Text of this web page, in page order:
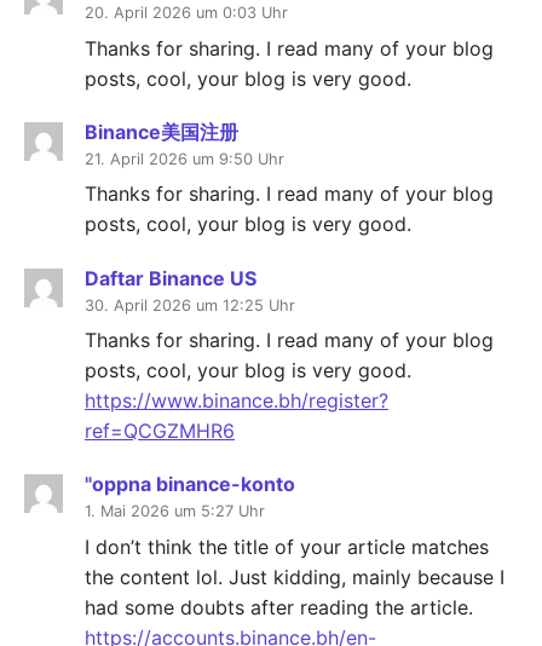
20. April 2026 um 0:03 Uhr
Thanks for sharing. I read many of your blog
posts, cool, your blog is very good.
Binance美国注册
21. April 2026 um 9:50 Uhr
Thanks for sharing. I read many of your blog
posts, cool, your blog is very good.
Daftar Binance US
30. April 2026 um 12:25 Uhr
Thanks for sharing. I read many of your blog
posts, cool, your blog is very good.
https://www.binance.bh/register?
ref=QCGZMHR6
"oppna binance-konto
1. Mai 2026 um 5:27 Uhr
I don’t think the title of your article matches
the content lol. Just kidding, mainly because I
had some doubts after reading the article.
https://accounts.binance.bh/en-